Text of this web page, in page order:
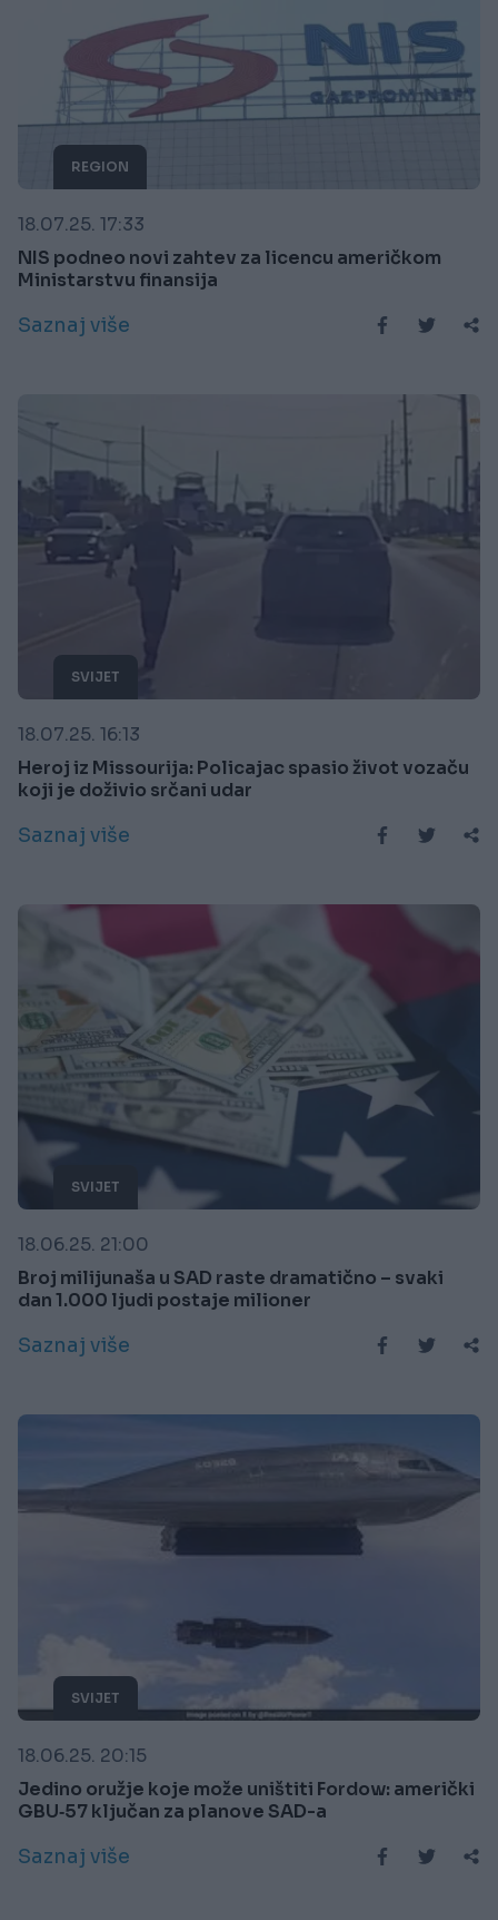
REGION
18.07.25. 17:33
NIS podneo novi zahtev za licencu američkom
Ministarstvu finansija
Saznaj više
SVIJET
18.07.25. 16:13
Heroj iz Missourija: Policajac spasio život vozaču
koji je doživio srčani udar
Saznaj više
SVIJET
18.06.25. 21:00
Broj milijunaša u SAD raste dramatično – svaki
dan 1.000 ljudi postaje milioner
Saznaj više
SVIJET
18.06.25. 20:15
Jedino oružje koje može uništiti Fordow: američki
GBU‑57 ključan za planove SAD-a
Saznaj više